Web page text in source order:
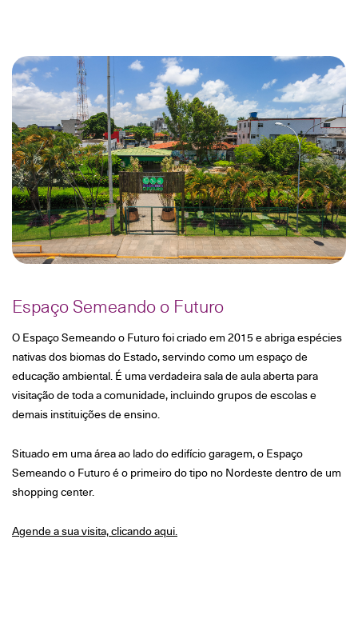
Espaço Semeando o Futuro
O Espaço Semeando o Futuro foi criado em 2015 e abriga espécies
nativas dos biomas do Estado, servindo como um espaço de
educação ambiental. É uma verdadeira sala de aula aberta para
visitação de toda a comunidade, incluindo grupos de escolas e
demais instituições de ensino.
Situado em uma área ao lado do edifício garagem, o Espaço
Semeando o Futuro é o primeiro do tipo no Nordeste dentro de um
shopping center.
Agende a sua visita, clicando aqui.